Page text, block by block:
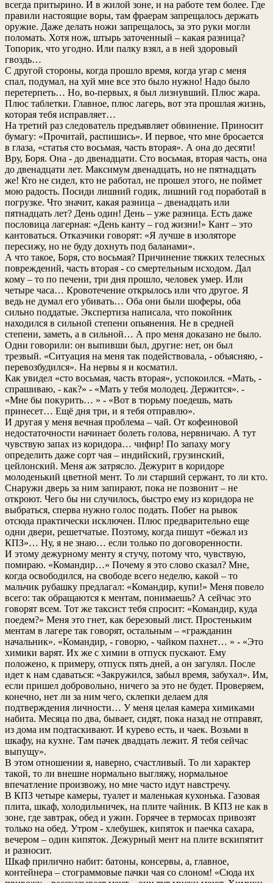
всегда притырино. И в жилой зоне, и на работе тем более. Где
правили настоящие воры, там фраерам запрещалось держать
оружие. Даже делать ножи запрещалось, за это руки могли
поломать. Хотя нож, штырь заточенный – какая разница?
Топорик, что угодно. Или палку взял, а в ней здоровый
гвоздь…
С другой стороны, когда прошло время, когда угар с меня
спал, подумал, на хуй мне все это было нужно! Надо было
перетерпеть… Но, во-первых, я был лизнувший. Плюс жара.
Плюс таблетки. Главное, плюс лагерь, вот эта прошлая жизнь,
которая тебя исправляет…
На третий раз следователь предъявляет обвинение. Приносит
бумагу: «Прочитай, распишись». И первое, что мне бросается
в глаза, «статья сто восьмая, часть вторая». А она до десяти!
Вру, Боря. Она - до двенадцати. Сто восьмая, вторая часть, она
до двенадцати лет. Максимум двенадцать, но не пятнадцать
же! Кто не сидел, кто не работал, не прошел этого, не поймет
мою радость. Посиди лишний годик, лишний год поработай в
погрузке. Что значит, какая разница – двенадцать или
пятнадцать лет? День один! День – уже разница. Есть даже
пословица лагерная: «День канту – год жизни!» Кант – это
кантоваться. Отказчики говорят: «Я лучше в изоляторе
пересижу, но не буду дохнуть под баланами».
А что такое, Боря, сто восьмая? Причинение тяжких телесных
повреждений, часть вторая - со смертельным исходом. Дал
кому – то по печени, три дня прошло, человек умер. Или
четыре часа… Кровотечение открылось или что другое. Я
ведь не думал его убивать… Оба они были шоферы, оба
сильно поддатые. Экспертиза написала, что покойник
находился в сильной степени опьянения. Не в средней
степени, заметь, а в сильной… А про меня доказано не было.
Одни говорили: он выпивши был, другие: нет, он был
трезвый. «Ситуация на меня так подействовала, - объясняю, -
перевозбудился». На нервы я и косматил.
Как увидел «сто восьмая, часть вторая», успокоился. «Мать, -
спрашиваю, - как?» - «Мать у тебя молодец. Держится». -
«Мне бы покурить… » - «Вот в тюрьму поедешь, мать
принесет… Ещё дня три, и я тебя отправлю».
И другая у меня вечная проблема – чай. От кофеиновой
недостаточности начинает болеть голова, нервничаю. А тут
чувствую запах из коридора… чифир! По запаху могу
определить даже сорт чая – индийский, грузинский,
цейлонский. Меня аж затрясло. Дежурит в коридоре
молоденький цветной мент. То ли старший сержант, то ли кто.
Снаружи дверь за ним запирают, пока не позвонит – не
откроют. Чего бы ни случилось, быстро ему из коридора не
выбраться, сперва нужно голос подать. Побег на рывок
отсюда практически исключен. Плюс предварительно еще
одни двери, решетчатые. Поэтому, когда пишут «бежал из
КПЗ»… Ну, я не знаю… если только по договоренности.
И этому дежурному менту я стучу, потому что, чувствую,
помираю. «Командир…» Почему я это слово сказал? Мне,
когда освободился, на свободе всего неделю, какой – то
мальчик рубашку предлагал: «Командир, купи!» Меня повело
всего: так обращаются к ментам, понимаешь? А сейчас это
говорят всем. Тот же таксист тебя спросит: «Командир, куда
поедем?» Меня это гнет, как березовый лист. Простеньким
ментам в лагере так говорят, остальным – «гражданин
начальник». «Командир, - говорю, - чайком пахнет… » - «Это
химики варят. Их же с химии в отпуск пускают. Ему
положено, к примеру, отпуск пять дней, а он загулял. После
идет к нам сдаваться: «Закружился, забыл время, забухал». Им,
если пришел добровольно, ничего за это не будет. Проверяем,
конечно, нет ли за ним чего, склепки делаем для
подтверждения личности… У меня целая камера химиками
набита. Месяца по два, бывает, сидят, пока назад не отправят,
из дома им подтаскивают. И курево есть, и чаек. Возьми в
шкафу, на кухне. Там пачек двадцать лежит. Я тебя сейчас
выпущу».
В этом отношении я, наверно, счастливый. То ли характер
такой, то ли внешне нормально выгляжу, нормальное
впечатление произвожу, но мне часто идут навстречу.
В КПЗ четыре камеры, туалет и маленькая кухонька. Газовая
плита, шкаф, холодильничек, на плите чайник. В КПЗ не как в
зоне, где завтрак, обед и ужин. Горячее в термосах привозят
только на обед. Утром - хлебушек, кипяток и паечка сахара,
вечером – один кипяток. Дежурный мент на плите вскипятит
и разносит.
Шкаф прилично набит: батоны, консервы, а, главное,
контейнера – стограммовые пачки чая со слоном! «Сюда их